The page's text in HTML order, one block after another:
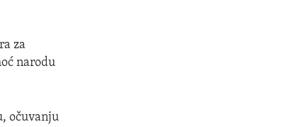
za
narodu
očuvanju